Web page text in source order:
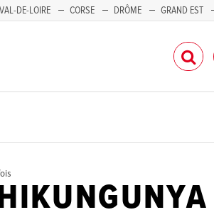
DE-LOIRE CORSE DRÔME GRAND EST